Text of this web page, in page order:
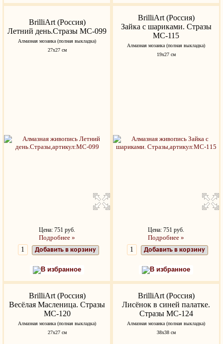
BrilliArt (Россия)
Летний день.Стразы МС-099
Алмазная мозаика (полная выкладка)
27х27 см
Цена: 751 руб.
Подробнее »
Добавить в корзину
В избранное
BrilliArt (Россия)
Зайка с шариками. Стразы
МС-115
Алмазная мозаика (полная выкладка)
19х27 см
Цена: 751 руб.
Подробнее »
Добавить в корзину
В избранное
BrilliArt (Россия)
Весёлая Масленица. Стразы
МС-120
Алмазная мозаика (полная выкладка)
27х27 см
BrilliArt (Россия)
Лисёнок в синей палатке.
Стразы МС-124
Алмазная мозаика (полная выкладка)
38х38 см